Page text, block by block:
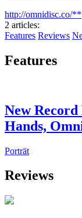
http://omnidisc.co/**
2 articles:
Features Reviews
Features
New
Hands,
Porträt
Reviews